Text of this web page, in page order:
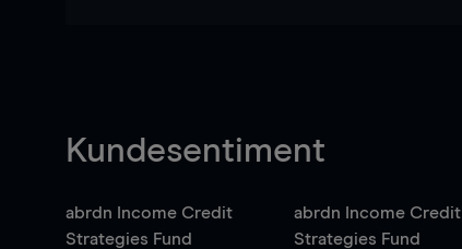
Kundesentiment
abrdn Income Credit
Strategies Fund
abrdn Income Credit
Strategies Fund